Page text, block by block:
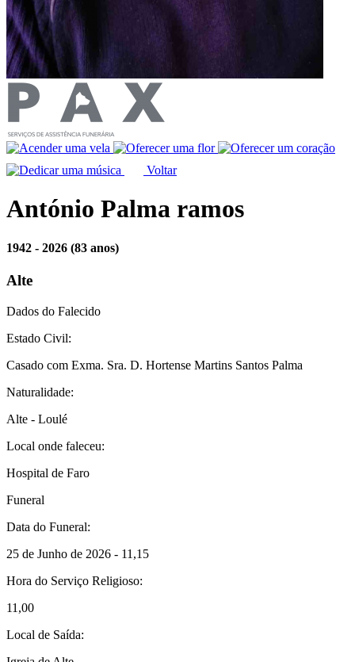
Voltar
António Palma ramos
1942 - 2026 (83 anos)
Alte
Dados do Falecido
Estado Civil:
Casado com Exma. Sra. D. Hortense Martins Santos Palma
Naturalidade:
Alte - Loulé
Local onde faleceu:
Hospital de Faro
Funeral
Data do Funeral:
25 de Junho de 2026 - 11,15
Hora do Serviço Religioso:
11,00
Local de Saída: